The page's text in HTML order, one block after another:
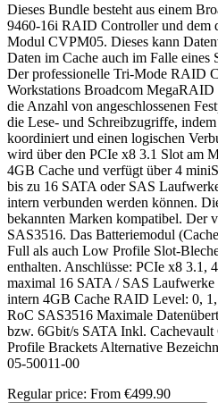
Dieses Bundle besteht aus einem
9460-16i RAID Controller und dem
Modul CVPM05. Dieses kann
Daten im Cache auch im Falle eines
Der professionelle Tri-Mode RAID
Workstations Broadcom
die Anzahl von angeschlossenen
die Lese- und Schreibzugriffe,
koordiniert und einen logischen
wird über den PCIe x8 3.1 Slot am
4GB Cache und verfügt über 4
bis zu 16 SATA oder SAS
intern verbunden werden können.
bekannten Marken kompatibel. Der
SAS3516. Das Batteriemodul
Full als auch Low Profile Slot-
enthalten. Anschlüsse: PCIe x8 3.1,
maximal 16 SATA / SAS
intern 4GB Cache RAID Level: 0,
RoC SAS3516 Maximale
bzw. 6Gbit/s SATA Inkl.
Profile Brackets Alternative
05-50011-00
Regular price: From €499.90